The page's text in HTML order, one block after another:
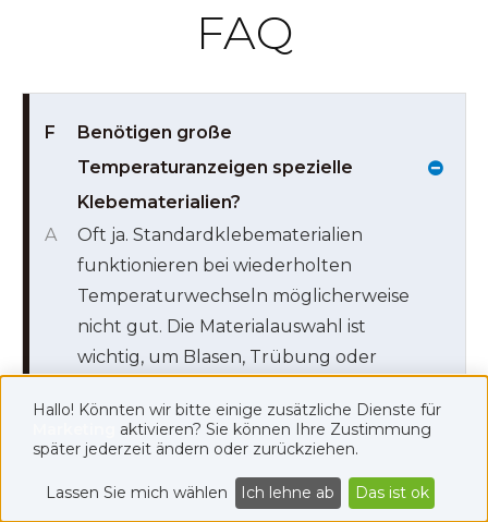
FAQ
F
Benötigen große
Temperaturanzeigen spezielle
Klebematerialien?
A
Oft ja. Standardklebematerialien
funktionieren bei wiederholten
Temperaturwechseln möglicherweise
nicht gut. Die Materialauswahl ist
wichtig, um Blasen, Trübung oder
Wie lange halten breite
Temperaturanzeigen normalerweise?
Hallo! Könnten wir bitte einige zusätzliche Dienste für
aktivieren? Sie können Ihre Zustimmung
später jederzeit ändern oder zurückziehen.
Lassen Sie mich wählen Ich lehne ab Das ist ok